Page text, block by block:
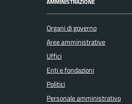
Organi di governo
Aree amministrative
Uffici
Enti e fondazioni
Politici
Personale amministrativo